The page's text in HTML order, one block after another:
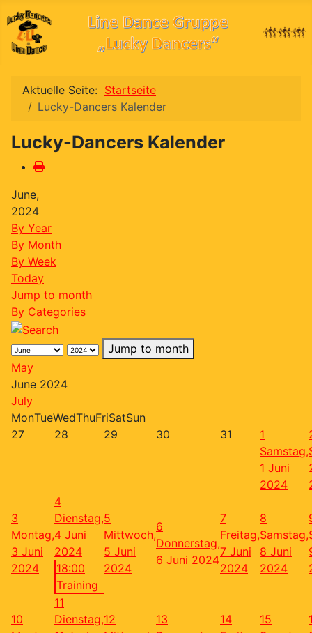
Aktuelle Seite: Startseite
Lucky-Dancers Kalender
Lucky-Dancers Kalender
June,
2024
By Year
By Month
By Week
Today
Jump to month
By Categories
Jump to month
May
June 2024
July
MonTueWedThuFriSatSun
27
28 29 30 31
1
Samstag,
1 Juni
2024
3
Montag,
3 Juni
2024
4
Dienstag,
4 Juni
2024
18:00
Training
5
Mittwoch,
5 Juni
2024
6
Donnerstag,
6 Juni 2024
7
Freitag,
7 Juni
2024
8
Samstag,
8 Juni
2024
10
11
Dienstag,12
13
14
15